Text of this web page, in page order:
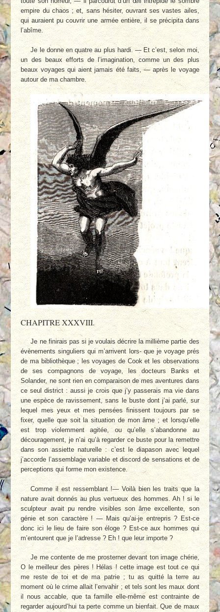
empire du chaos ; et, sans hésiter, ouvrant ses vastes ailes,
qui auraient pu couvrir une armée entière, il se précipita dans
l’abîme.
Je le donne en quatre au plus hardi. — Et c’est, selon moi,
un des beaux efforts de l’imagination, comme un des plus
beaux voyages qui aient jamais été faits, — après le voyage
autour de ma chambre.
CHAPITRE XXXVIII.
Je ne finirais pas si je voulais décrire la millième partie des
évènements singuliers qui m’arrivent lors- que je voyage prés
de ma bibliothèque ; les voyages de Cook et les observations
de ses compagnons de voyage, les docteurs Banks et
Solander, ne sont rien en comparaison de mes aventures dans
ce seul district : aussi je crois que j’y passerais ma vie dans
une espèce de ravissement, sans le buste dont j’ai parlé, sur
lequel mes yeux et mes pensées finissent toujours par se
fixer, quelle que soit la situation de mon âme ; et lorsqu’elle
est trop violemment agitée, ou qu’elle s’abandonne au
découragement, je n’ai qu’à regarder ce buste pour la remettre
dans son assiette naturelle : c’est le diapason avec lequel
j’accorde l’assemblage variable et discord de sensations et de
perceptions qui forme mon existence.
Comme il est ressemblant !— Voilà bien les traits que la
nature avait donnés au plus vertueux des hommes. Ah ! si le
sculpteur avait pu rendre visibles son âme excellente, son
génie et son caractère ! — Mais qu’ai-je entrepris ? Est-ce
donc ici le lieu de faire son éloge ? Est-ce aux hommes qui
m’entourent que je l’adresse ? Eh ! que leur importe ?
Je me contente de me prosterner devant ton image chérie,
O le meilleur des pères ! Hélas ! cette image est tout ce qui
me reste de toi et de ma patrie ; tu as quitté la terre au
moment où le crime allait l’envahir ; et tels sont les maux dont
il nous accable, que ta famille elle-même est contrainte de
regarder aujourd’hui ta perte comme un bienfait. Que de maux